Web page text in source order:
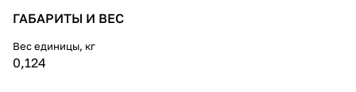
ГАБАРИТЫ И ВЕС
Вес единицы, кг
0,124